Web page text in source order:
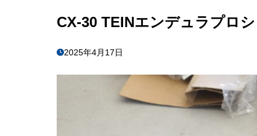
CX-30 TEINエンデュラプロ
2025年4月17日